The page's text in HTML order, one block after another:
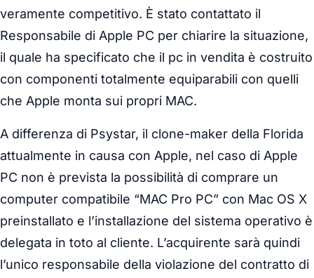
veramente competitivo. È stato contattato il
Responsabile di Apple PC per chiarire la situazione,
il quale ha specificato che il pc in vendita è costruito
con componenti totalmente equiparabili con quelli
che Apple monta sui propri MAC.
A differenza di Psystar, il clone-maker della Florida
attualmente in causa con Apple, nel caso di Apple
PC non è prevista la possibilità di comprare un
computer compatibile “MAC Pro PC” con Mac OS X
preinstallato e l’installazione del sistema operativo è
delegata in toto al cliente. L’acquirente sarà quindi
l’unico responsabile della violazione del contratto di